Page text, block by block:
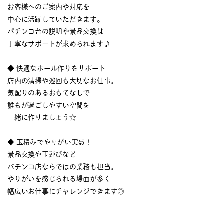
お客様へのご案内や対応を
中心に活躍していただきます。
パチンコ台の説明や景品交換は
丁寧なサポートが求められます♪
◆ 快適なホール作りをサポート
店内の清掃や巡回も大切なお仕事。
気配りのあるおもてなしで
誰もが過ごしやすい空間を
一緒に作りましょう☆
◆ 玉積みでやりがい実感！
景品交換や玉運びなど
パチンコ店ならではの業務も担当。
やりがいを感じられる場面が多く
幅広いお仕事にチャレンジできます◎